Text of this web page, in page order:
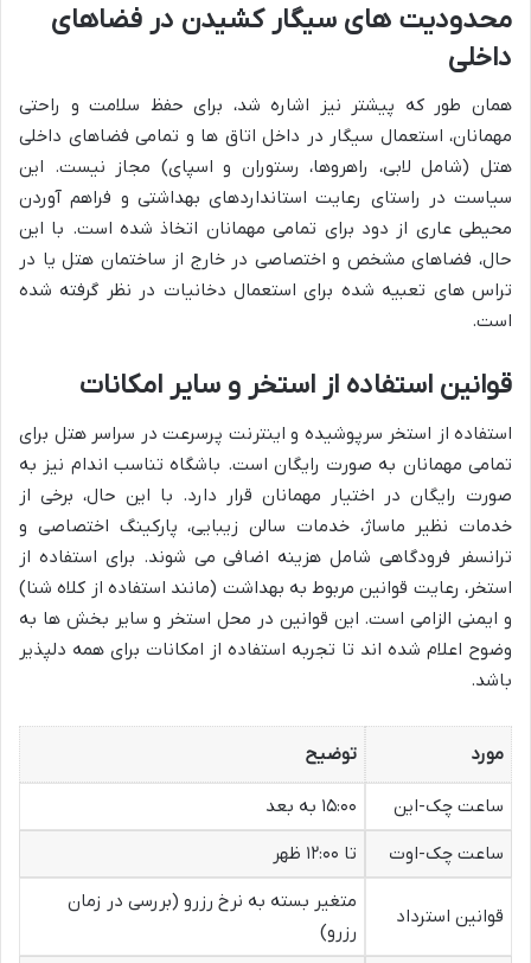
محدودیت های سیگار کشیدن در فضاهای
داخلی
همان طور که پیشتر نیز اشاره شد، برای حفظ سلامت و راحتی
مهمانان، استعمال سیگار در داخل اتاق ها و تمامی فضاهای داخلی
هتل (شامل لابی، راهروها، رستوران و اسپای) مجاز نیست. این
سیاست در راستای رعایت استانداردهای بهداشتی و فراهم آوردن
محیطی عاری از دود برای تمامی مهمانان اتخاذ شده است. با این
حال، فضاهای مشخص و اختصاصی در خارج از ساختمان هتل یا در
تراس های تعبیه شده برای استعمال دخانیات در نظر گرفته شده
است.
قوانین استفاده از استخر و سایر امکانات
استفاده از استخر سرپوشیده و اینترنت پرسرعت در سراسر هتل برای
تمامی مهمانان به صورت رایگان است. باشگاه تناسب اندام نیز به
صورت رایگان در اختیار مهمانان قرار دارد. با این حال، برخی از
خدمات نظیر ماساژ، خدمات سالن زیبایی، پارکینگ اختصاصی و
ترانسفر فرودگاهی شامل هزینه اضافی می شوند. برای استفاده از
استخر، رعایت قوانین مربوط به بهداشت (مانند استفاده از کلاه شنا)
و ایمنی الزامی است. این قوانین در محل استخر و سایر بخش ها به
وضوح اعلام شده اند تا تجربه استفاده از امکانات برای همه دلپذیر
باشد.
مورد توضیح
ساعت چک-این
۱۵:۰۰ به بعد
ساعت چک-اوت
تا ۱۲:۰۰ ظهر
قوانین استرداد
متغیر بسته به نرخ رزرو (بررسی در زمان
رزرو)